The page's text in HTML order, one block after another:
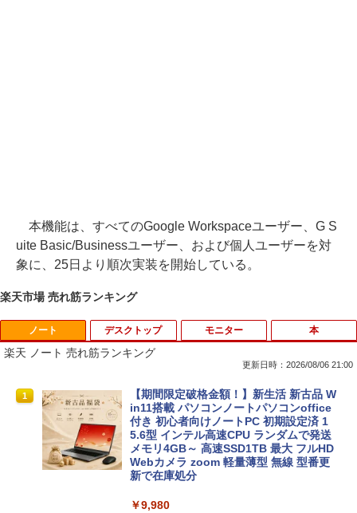
本機能は、すべてのGoogle Workspaceユーザー、G S
uite Basic/Businessユーザー、および個人ユーザーを対
象に、25日より順次実装を開始している。
楽天市場 売れ筋ランキング
ノート
楽天 ノート 売れ筋ランキング
更新日時：2026/08/06 21:00
1
【期間限定破格金額！】新生活 新古品 W
in11搭載 パソコンノートパソコンoffice
付き 初心者向けノートPC 初期設定済 1
5.6型 インテル高速CPU ランダムで発送
メモリ4GB～ 高速SSD1TB 最大 フルHD
Webカメラ zoom 軽量薄型 無線 型番更
新で在庫処分
￥9,980
デスクトップ モニター 本